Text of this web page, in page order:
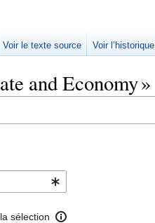
and Economy »
sélection
Voir le texte source Voir l’historique